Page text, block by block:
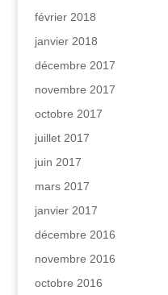
février 2018
janvier 2018
décembre 2017
novembre 2017
octobre 2017
juillet 2017
juin 2017
mars 2017
janvier 2017
décembre 2016
novembre 2016
octobre 2016